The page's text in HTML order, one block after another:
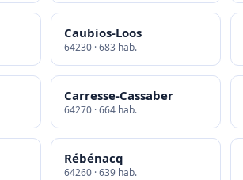
Caubios-Loos
64230 · 683 hab.
Carresse-Cassaber
64270 · 664 hab.
Rébénacq
64260 · 639 hab.